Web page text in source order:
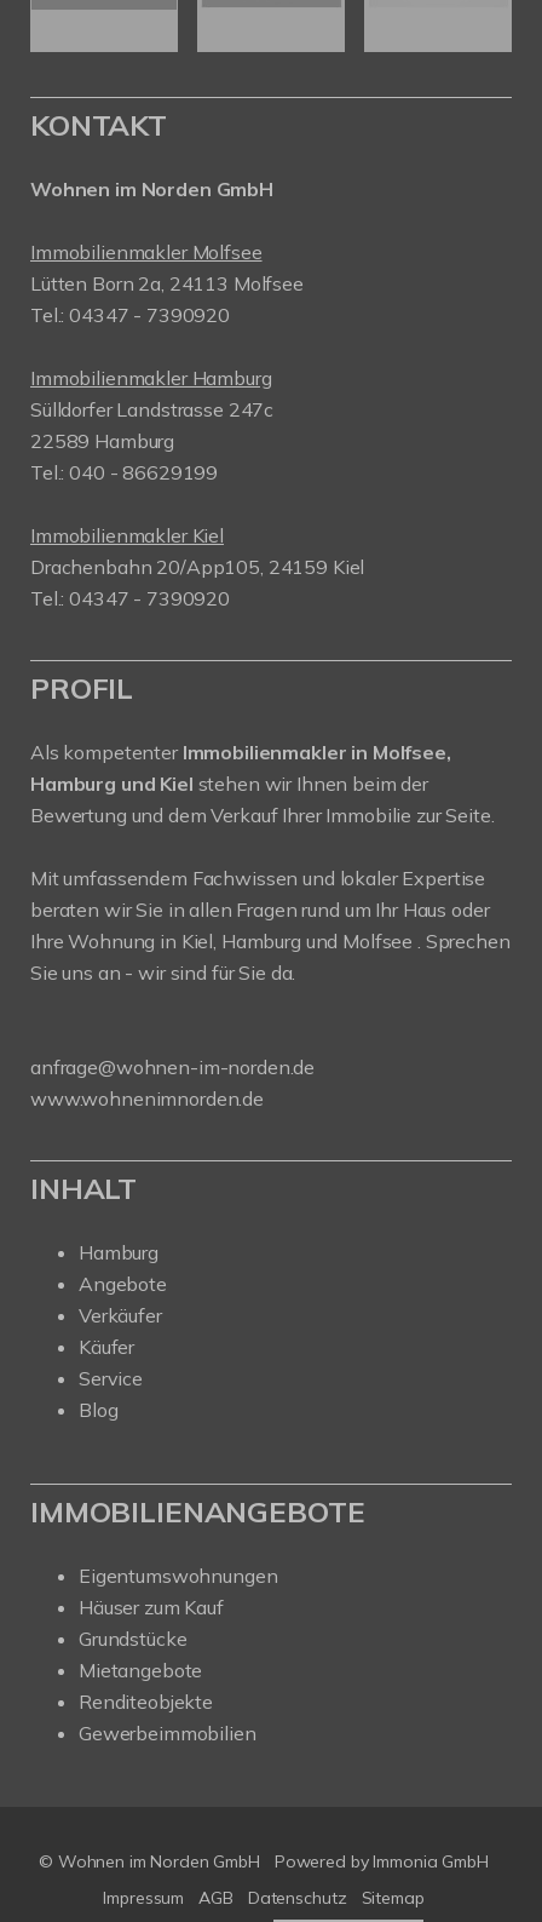
KONTAKT
Wohnen im Norden GmbH
Immobilienmakler Molfsee
Lütten Born 2a, 24113 Molfsee
Tel.: 04347 - 7390920
Immobilienmakler Hamburg
Sülldorfer Landstrasse 247c
22589 Hamburg
Tel.: 040 - 86629199
Immobilienmakler Kiel
Drachenbahn 20/App105, 24159 Kiel
Tel.: 04347 - 7390920
PROFIL
Als kompetenter Immobilienmakler in Molfsee,
Hamburg und Kiel stehen wir Ihnen beim der
Bewertung und dem Verkauf Ihrer Immobilie zur Seite.
Mit umfassendem Fachwissen und lokaler Expertise
beraten wir Sie in allen Fragen rund um Ihr Haus oder
Ihre Wohnung in Kiel, Hamburg und Molfsee . Sprechen
Sie uns an - wir sind für Sie da.
anfrage@wohnen-im-norden.de
www.wohnenimnorden.de
INHALT
Hamburg
Angebote
Verkäufer
Käufer
Service
Blog
IMMOBILIENANGEBOTE
Eigentumswohnungen
Häuser zum Kauf
Grundstücke
Mietangebote
Renditeobjekte
Gewerbeimmobilien
© Wohnen im Norden GmbH Powered by Immonia GmbH
Impressum
AGB Datenschutz
Sitemap